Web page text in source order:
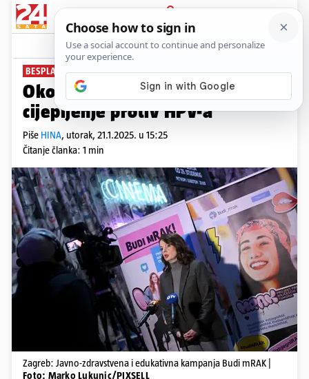
PRIJAVA
News Komentari
BESPLATNO
Oko 300.000 mladih pozvali na
cijepljenje protiv HPV-a
Piše HINA, utorak, 21.1.2025. u 15:25
Čitanje članka: 1 min
Zagreb: Javno-zdravstvena i edukativna kampanja Budi mRAK |
Foto: Marko Lukunic/PIXSELL